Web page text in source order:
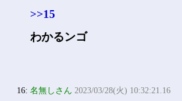
>>15
わかるンゴ
16:名無しさん 2023/03/28(火) 10:32:21.16